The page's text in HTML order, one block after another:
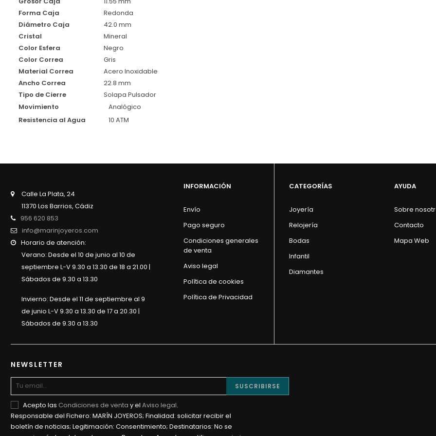
Forma Caja
Redonda
Diámetro Caja
42.0 mm
Cristal
Mineral
Color Esfera
Negro
Color Correa
Gris
Material Correa
Acero Inoxidable
Ancho Correa
22.8 mm
Tipo de Cierre
Solapa Pulsador
Movimiento
Analógico
Resistencia al Agua
10 ATM
Calle La Plata, 24
11370 Los Barrios, Cádiz
956 620 853
info@marinjoyeros.com
Horario de atención:
Verano: Desde el 10 de junio al 10 de
septiembre L-V 9.30 a 13.30 de 18 a 21.00 |
Sábados de 9.30 a 13.30
Invierno: Desde el 11 de septiembre al 9
de junio L-V 9.30 a 13.30 de 17 a 20.30 |
Sábados de 9.30 a 13.30
INFORMACIÓN
Envío
Pago seguro
Condiciones generales
de venta
Aviso legal
Política de cookies
Política de Privacidad
CATEGORÍAS
Joyería
Relojería
Bodas
Infantil
Diamantes
AYUDA
Sobre
Contacto
Mapa Web
NEWSLETTER
SUSCRIBIRSE
Acepto las Condiciones de venta y el Aviso legal.
Responsable del Fichero: MARÍN JOYEROS; Finalidad: solicitar recibir el
boletín de noticias; Legitimación: Consentimiento; Destinatarios: No se